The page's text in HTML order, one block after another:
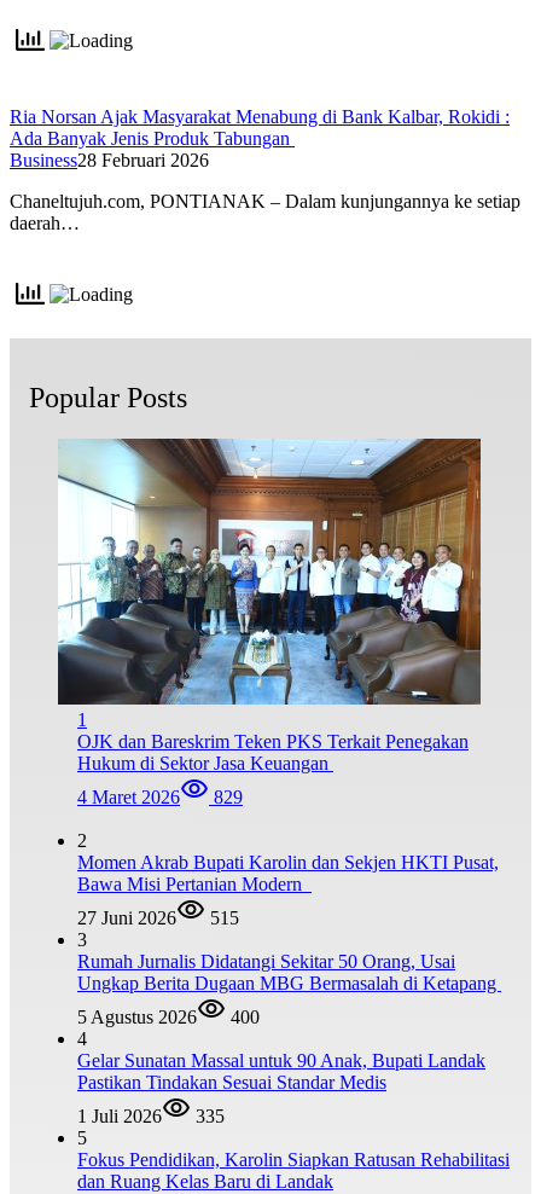
Ria Norsan Ajak Masyarakat Menabung di Bank Kalbar, Rokidi :
Ada Banyak Jenis Produk Tabungan
Business28 Februari 2026
Chaneltujuh.com, PONTIANAK – Dalam kunjungannya ke setiap
daerah…
Popular Posts
1
OJK dan Bareskrim Teken PKS Terkait Penegakan
Hukum di Sektor Jasa Keuangan
4 Maret 2026
829
2
Momen Akrab Bupati Karolin dan Sekjen HKTI Pusat,
Bawa Misi Pertanian Modern
27 Juni 2026
515
3
Rumah Jurnalis Didatangi Sekitar 50 Orang, Usai
Ungkap Berita Dugaan MBG Bermasalah di Ketapang
5 Agustus 2026
400
4
Gelar Sunatan Massal untuk 90 Anak, Bupati Landak
Pastikan Tindakan Sesuai Standar Medis
1 Juli 2026
335
5
Fokus Pendidikan, Karolin Siapkan Ratusan Rehabilitasi
dan Ruang Kelas Baru di Landak